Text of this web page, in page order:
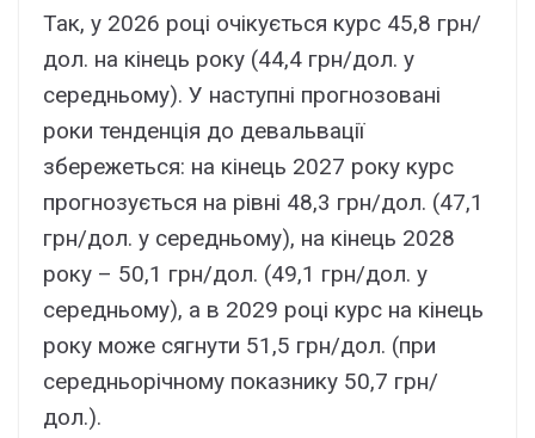
Так, у 2026 році очікується курс 45,8 грн/
дол. на кінець року (44,4 грн/дол. у
середньому). У наступні прогнозовані
роки тенденція до девальвації
збережеться: на кінець 2027 року курс
прогнозується на рівні 48,3 грн/дол. (47,1
грн/дол. у середньому), на кінець 2028
року – 50,1 грн/дол. (49,1 грн/дол. у
середньому), а в 2029 році курс на кінець
року може сягнути 51,5 грн/дол. (при
середньорічному показнику 50,7 грн/
дол.).